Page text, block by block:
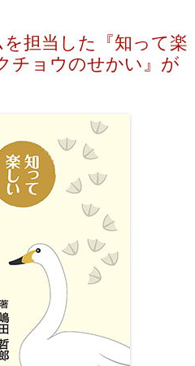
賛助会員の集い
山階芳麿賞
アホウドリ保護
ヤンバルクイナ保護
鳥インフルエンザ
トキ保護
写真・映像資料
標本
担当した『知って楽
チョウのせかい』が